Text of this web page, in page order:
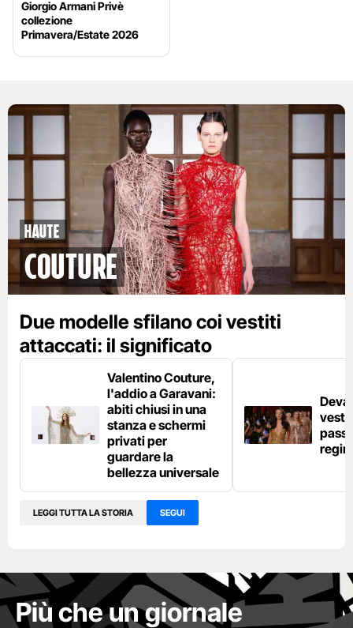
Giorgio Armani Privè
collezione
Primavera/Estate 2026
Haute
Couture
Due modelle sfilano coi vestiti
attaccati: il significato
Valentino Couture,
l'addio a Garavani:
abiti chiusi in una
stanza e schermi
privati per
guardare la
bellezza universale
Deva
LEGGI TUTTA LA STORIA SEGUI
Più che un giornale